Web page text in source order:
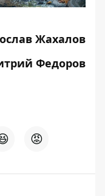
Жахалов
Федоров
😡